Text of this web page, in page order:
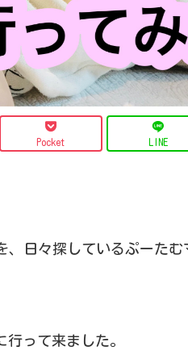
Pocket LINE
日々探しているぷーたむ
って来ました。